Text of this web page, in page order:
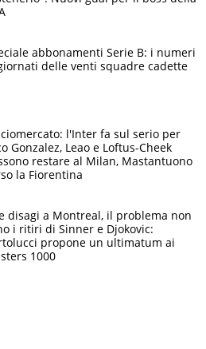
abbonamenti Serie B: i numeri
delle venti squadre cadette
l'Inter fa sul serio per
Gonzalez, Leao e Loftus-Cheek
restare al Milan, Mastantuono
la Fiorentina
disagi a Montreal, il problema non
i ritiri di Sinner e Djokovic:
propone un ultimatum ai
1000